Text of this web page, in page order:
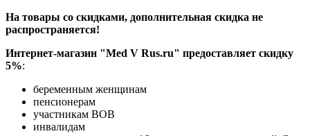
На товары со скидками, дополнительная скидка не
распространяется!
Интернет-магазин "Мed V Rus.ru" предоставляет скидку
5%:
беременным женщинам
пенсионерам
участникам ВОВ
инвалидам